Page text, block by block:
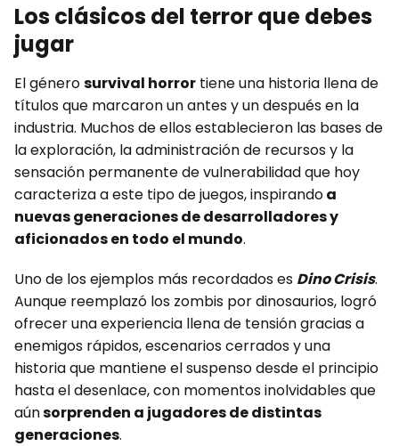
Los clásicos del terror que debes
jugar
El génerosurvival horror tiene una historia llena de
títulos que marcaron un antes y un después en la
industria. Muchos de ellos establecieron las bases de
la exploración, la administración de recursos y la
sensación permanente de vulnerabilidad que hoy
caracteriza a este tipo de juegos, inspirandoa
nuevas generaciones de desarrolladores y
aficionados en todo el mundo.
Uno de los ejemplos más recordados es Dino Crisis.
Aunque reemplazó los zombis por dinosaurios, logró
ofrecer una experiencia llena de tensión gracias a
enemigos rápidos, escenarios cerrados y una
historia que mantiene el suspenso desde el principio
hasta el desenlace, con momentos inolvidables que
aúnsorprenden a jugadores de distintas
generaciones.